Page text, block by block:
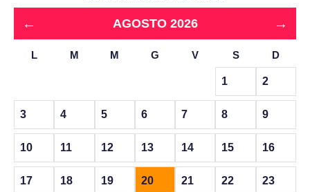
← AGOSTO 2026 →
L M M G V S D
1 2
3 4 5 6 7 8 9
10 11 12 13 14 15 16
17 18 19 20 21 22 23